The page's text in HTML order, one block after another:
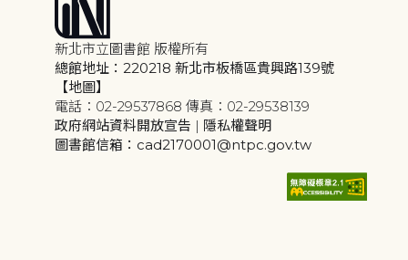
新北市立圖書館 版權所有
總館地址：220218 新北市板橋區貴興路139號
【地圖】
電話：02-29537868 傳真：02-29538139
政府網站資料開放宣告 | 隱私權聲明
圖書館信箱：cad2170001@ntpc.gov.tw